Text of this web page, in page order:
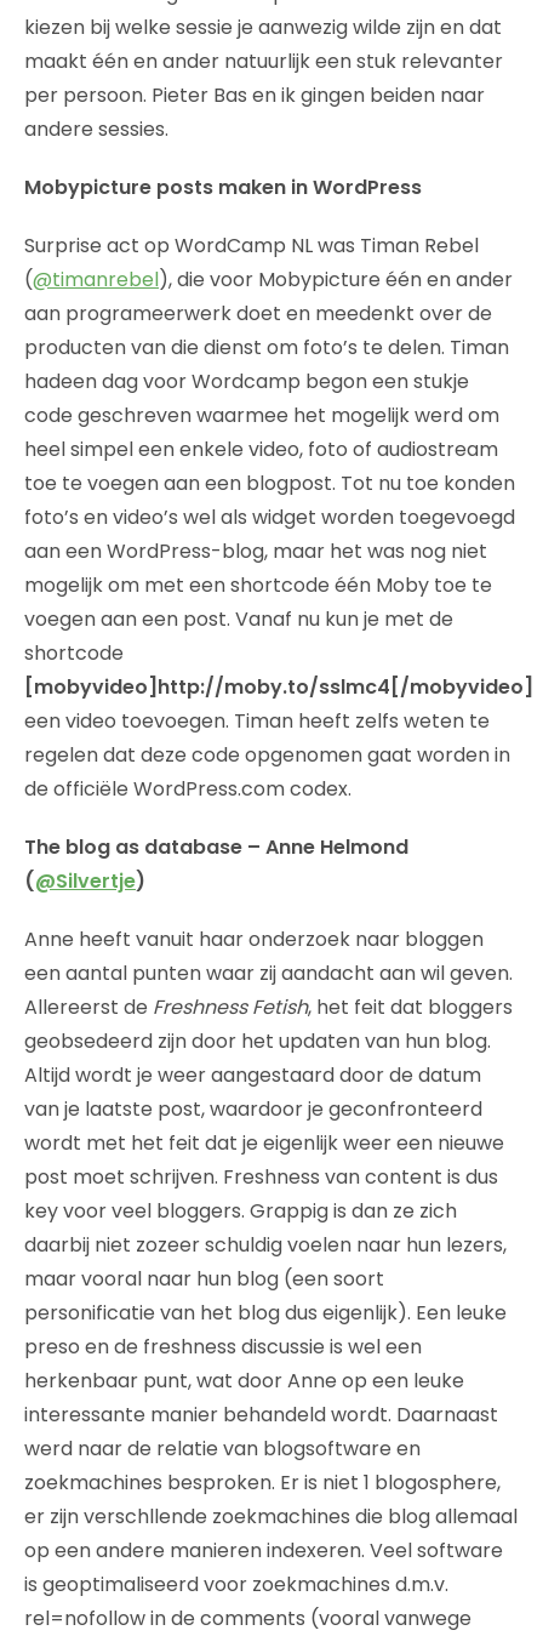
kiezen bij welke sessie je aanwezig wilde zijn en dat
maakt één en ander natuurlijk een stuk relevanter
per persoon. Pieter Bas en ik gingen beiden naar
andere sessies.
Mobypicture posts maken in WordPress
Surprise act op WordCamp NL was Timan Rebel
(@timanrebel), die voor Mobypicture één en ander
aan programeerwerk doet en meedenkt over de
producten van die dienst om foto’s te delen. Timan
hadeen dag voor Wordcamp begon een stukje
code geschreven waarmee het mogelijk werd om
heel simpel een enkele video, foto of audiostream
toe te voegen aan een blogpost. Tot nu toe konden
foto’s en video’s wel als widget worden toegevoegd
aan een WordPress-blog, maar het was nog niet
mogelijk om met een shortcode één Moby toe te
voegen aan een post. Vanaf nu kun je met de
shortcode
[mobyvideo]http://moby.to/sslmc4[/mobyvideo]
een video toevoegen. Timan heeft zelfs weten te
regelen dat deze code opgenomen gaat worden in
de officiële WordPress.com codex.
The blog as database – Anne Helmond
(@Silvertje)
Anne heeft vanuit haar onderzoek naar bloggen
een aantal punten waar zij aandacht aan wil geven.
Allereerst de Freshness Fetish, het feit dat bloggers
geobsedeerd zijn door het updaten van hun blog.
Altijd wordt je weer aangestaard door de datum
van je laatste post, waardoor je geconfronteerd
wordt met het feit dat je eigenlijk weer een nieuwe
post moet schrijven. Freshness van content is dus
key voor veel bloggers. Grappig is dan ze zich
daarbij niet zozeer schuldig voelen naar hun lezers,
maar vooral naar hun blog (een soort
personificatie van het blog dus eigenlijk). Een leuke
preso en de freshness discussie is wel een
herkenbaar punt, wat door Anne op een leuke
interessante manier behandeld wordt. Daarnaast
werd naar de relatie van blogsoftware en
zoekmachines besproken. Er is niet 1 blogosphere,
er zijn verschllende zoekmachines die blog allemaal
op een andere manieren indexeren. Veel software
is geoptimaliseerd voor zoekmachines d.m.v.
rel=nofollow in de comments (vooral vanwege